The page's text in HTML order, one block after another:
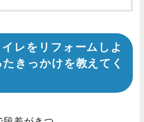
レをリフォームしよ
きっかけを教えてく